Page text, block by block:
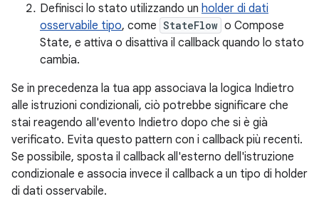
Definisci lo stato utilizzando un holder di dati
osservabile tipo, come StateFlow o Compose
State, e attiva o disattiva il callback quando lo stato
cambia.
Se in precedenza la tua app associava la logica Indietro
alle istruzioni condizionali, ciò potrebbe significare che
stai reagendo all'evento Indietro dopo che si è già
verificato. Evita questo pattern con i callback più recenti.
Se possibile, sposta il callback all'esterno dell'istruzione
condizionale e associa invece il callback a un tipo di holder
di dati osservabile.